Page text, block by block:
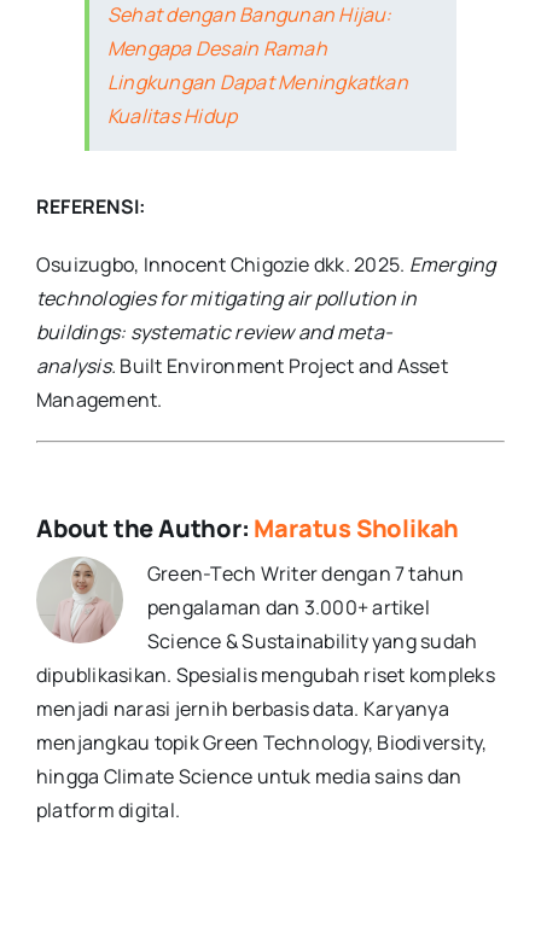
Sehat dengan Bangunan Hijau:
Mengapa Desain Ramah
Lingkungan Dapat Meningkatkan
Kualitas Hidup
REFERENSI:
Osuizugbo, Innocent Chigozie dkk. 2025. Emerging
technologies for mitigating air pollution in
buildings: systematic review and meta-
analysis. Built Environment Project and Asset
Management.
About the Author: Maratus Sholikah
Green-Tech Writer dengan 7 tahun
pengalaman dan 3.000+ artikel
Science & Sustainability yang sudah
dipublikasikan. Spesialis mengubah riset kompleks
menjadi narasi jernih berbasis data. Karyanya
menjangkau topik Green Technology, Biodiversity,
hingga Climate Science untuk media sains dan
platform digital.